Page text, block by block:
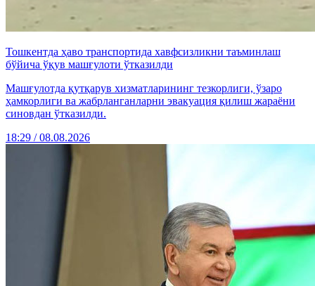
Тошкентда ҳаво транспортида хавфсизликни таъминлаш
бўйича ўқув машғулоти ўтказилди
Машғулотда қутқарув хизматларининг тезкорлиги, ўзаро
ҳамкорлиги ва жабрланганларни эвакуация қилиш жараёни
синовдан ўтказилди.
18:29 / 08.08.2026